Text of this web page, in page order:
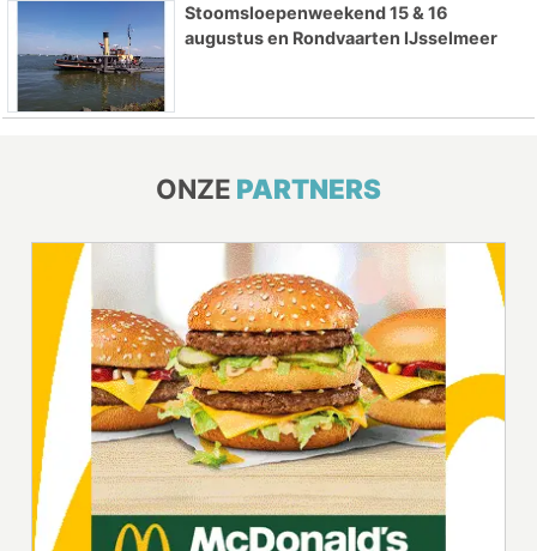
Stoomsloepenweekend 15 & 16
augustus en Rondvaarten IJsselmeer
ONZE PARTNERS